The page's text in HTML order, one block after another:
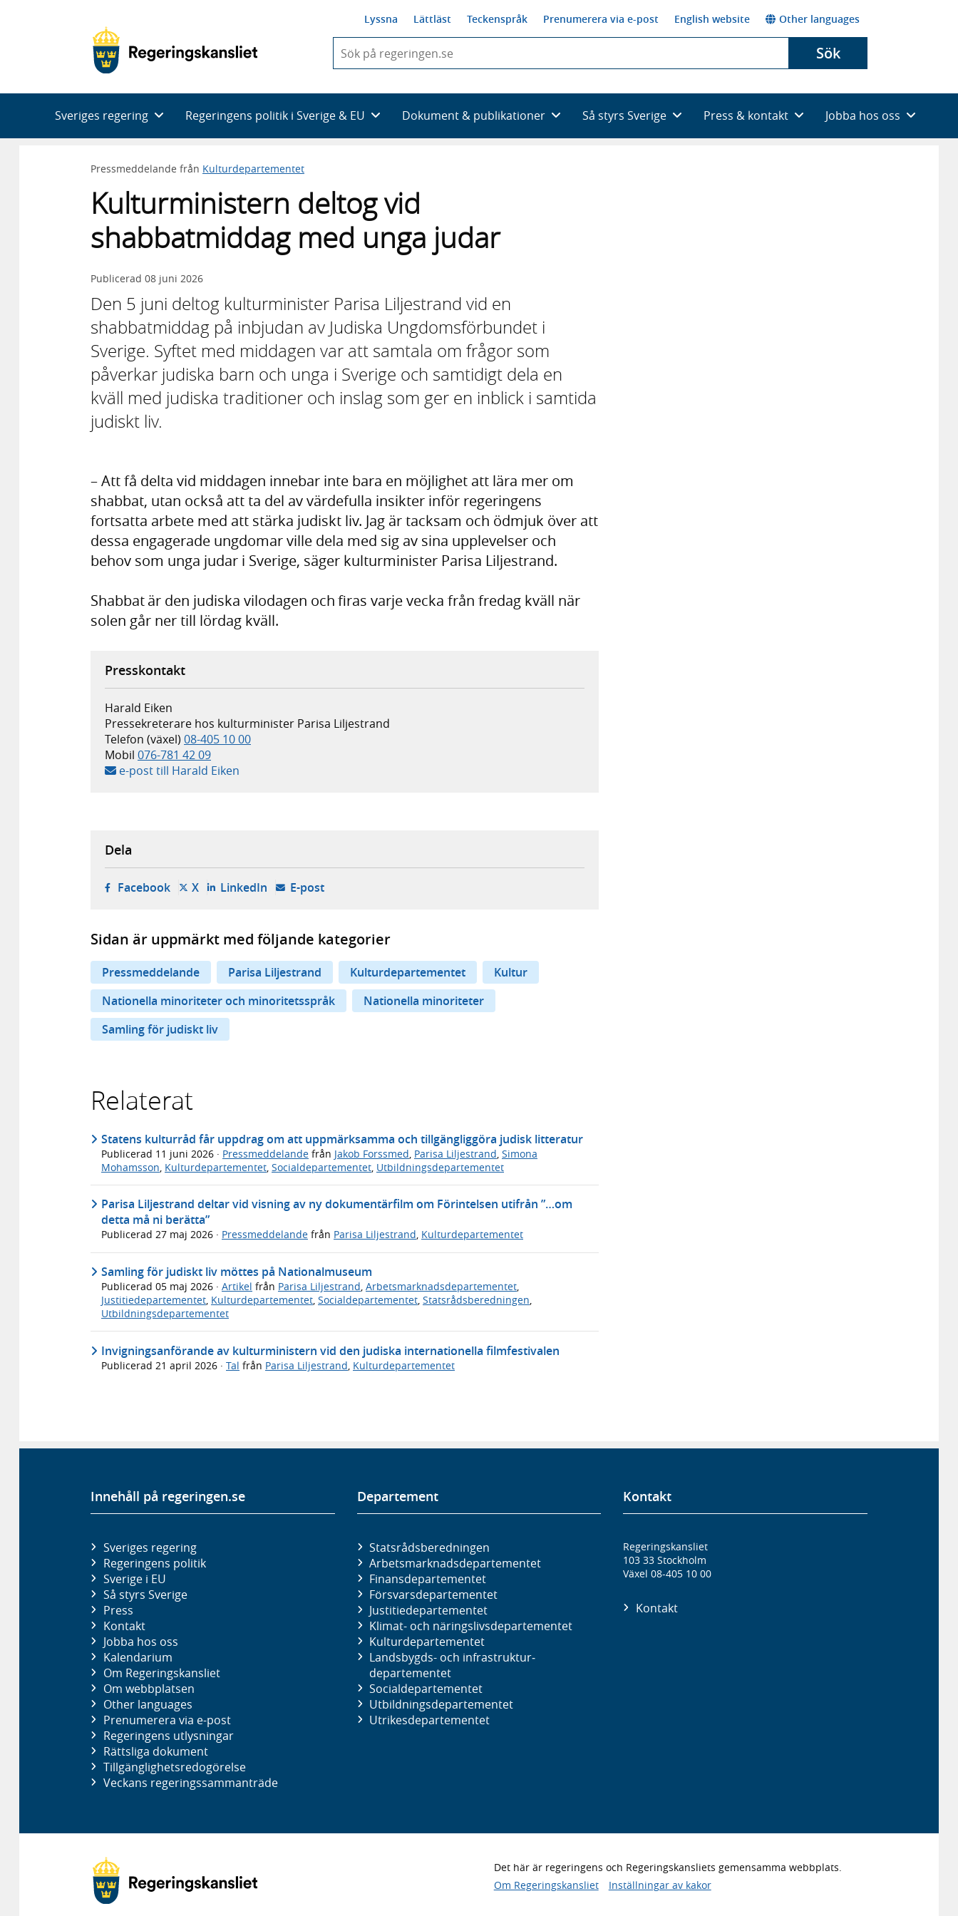
Lyssna Lättläst Teckenspråk Prenumerera via e-post English website Other languages
du
skriva
framträder
en
Sök
Sveriges regering Regeringens politik i Sverige & EU Dokument & publikationer Så styrs Sverige Press & kontakt Jobba hos oss
Pressmeddelande från Kulturdepartementet
Kulturministern deltog vid
shabbatmiddag med unga judar
Publicerad 08 juni 2026
Den 5 juni deltog kulturminister Parisa Liljestrand vid en
shabbatmiddag på inbjudan av Judiska Ungdomsförbundet i
Sverige. Syftet med middagen var att samtala om frågor som
påverkar judiska barn och unga i Sverige och samtidigt dela en
kväll med judiska traditioner och inslag som ger en inblick i samtida
judiskt liv.
– Att få delta vid middagen innebar inte bara en möjlighet att lära mer om
shabbat, utan också att ta del av värdefulla insikter inför regeringens
fortsatta arbete med att stärka judiskt liv. Jag är tacksam och ödmjuk över att
dessa engagerade ungdomar ville dela med sig av sina upplevelser och
behov som unga judar i Sverige, säger kulturminister Parisa Liljestrand.
Shabbat är den judiska vilodagen och firas varje vecka från fredag kväll när
solen går ner till lördag kväll.
Presskontakt
Harald Eiken
Pressekreterare hos kulturminister Parisa Liljestrand
Telefon (växel) 08-405 10 00
Mobil 076-781 42 09
e-post till Harald Eiken
Dela
Facebook- öppnas i ny flik, extern webbplats,
X- öppnas i ny flik, extern webbplats,
LinkedIn- öppnas i ny flik, extern webbplats,
E-post- öppnar din e-postklient,
Sidan är uppmärkt med följande kategorier
Pressmeddelande Parisa Liljestrand Kulturdepartementet
Kultur
Nationella minoriteter och minoritetsspråk
Nationella minoriteter
Samling för judiskt liv
Relaterat
Statens kulturråd får uppdrag om att uppmärksamma och tillgängliggöra judisk litteratur
Publicerad 11 juni 2026 · Pressmeddelande från Jakob Forssmed Parisa Liljestrand Simona
Mohamsson Kulturdepartementet Socialdepartementet Utbildningsdepartementet
Parisa Liljestrand deltar vid visning av ny dokumentärfilm om Förintelsen utifrån ”…om
detta må ni berätta”
Publicerad 27 maj 2026 · Pressmeddelande från Parisa Liljestrand, Kulturdepartementet
Samling för judiskt liv möttes på Nationalmuseum
Publicerad 05 maj 2026 · Artikel från Parisa Liljestrand, Arbetsmarknadsdepartementet,
Justitiedepartementet, Kulturdepartementet, Socialdepartementet, Statsrådsberedningen,
Utbildningsdepartementet
Invigningsanförande av kulturministern vid den judiska internationella filmfestivalen
Publicerad 21 april 2026 · Tal från Parisa Liljestrand Kulturdepartementet
Innehåll på regeringen.se
Sveriges regering
Regeringens politik
Sverige i EU
Så styrs Sverige
Press
Kontakt
Jobba hos oss
Kalendarium
Om Regeringskansliet
Om webbplatsen
Other languages
Prenumerera via e-post
Regeringens utlysningar
Rättsliga dokument
Tillgänglighetsredogörelse
Veckans regeringssammanträde
Departement
Statsrådsberedningen
Arbetsmarknads­departementet
Finans­departementet
Försvars­departementet
Justitie­departementet
Klimat- och näringslivs­departementet
Kultur­departementet
Landsbygds- och infrastruktur­
departementet
Social­departementet
Utbildnings­departementet
Utrikes­departementet
Kontakt
Regeringskansliet
103 33 Stockholm
Växel 08-405 10 00
Kontakt
Det här är regeringens och Regeringskansliets gemensamma webbplats.
Om Regeringskansliet
Inställningar av kakor